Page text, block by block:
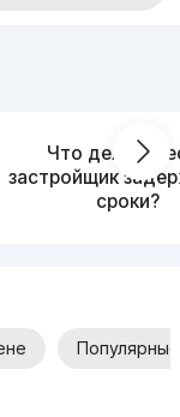
Что делать,
застройщик
сроки?
Популярные